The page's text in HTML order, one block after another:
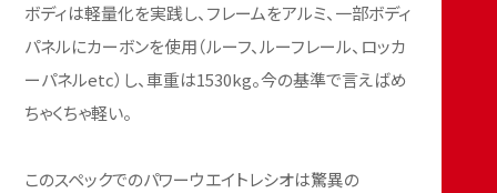
ボディは軽量化を実践し、フレームをアルミ、一部ボディ
パネルにカーボンを使用（ルーフ、ルーフレール、ロッカ
ーパネルetc）し、車重は1530kg。今の基準で言えばめ
ちゃくちゃ軽い。
このスペックでのパワーウエイトレシオは驚異の